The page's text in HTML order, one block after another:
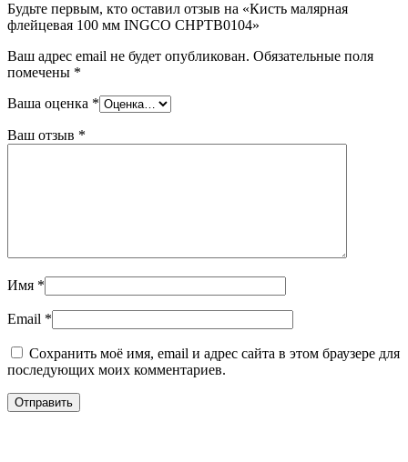
Будьте первым, кто оставил отзыв на «Кисть малярная
флейцевая 100 мм INGCO CHPTB0104»
Ваш адрес email не будет опубликован. Обязательные поля
помечены *
Ваша оценка *
Ваш отзыв *
Имя *
Email *
Сохранить моё имя, email и адрес сайта в этом браузере для
последующих моих комментариев.